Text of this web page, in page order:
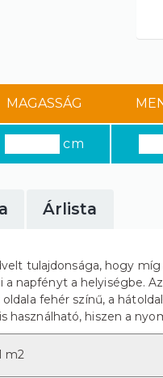
MAGASSÁG
cm
Árlista
tulajdonsága, hogy
napfényt a helyiségbe.
fehér színű, a
használható, hiszen a
m2